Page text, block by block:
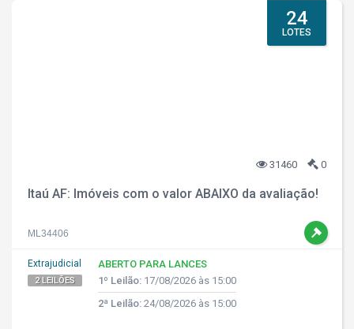
24
LOTES
31460 0
Itaú AF: Imóveis com o valor ABAIXO da avaliação!
ML34406
Extrajudicial
2 LEILÕES
ABERTO PARA LANCES
1º Leilão: 17/08/2026 às 15:00
2ª Leilão: 24/08/2026 às 15:00